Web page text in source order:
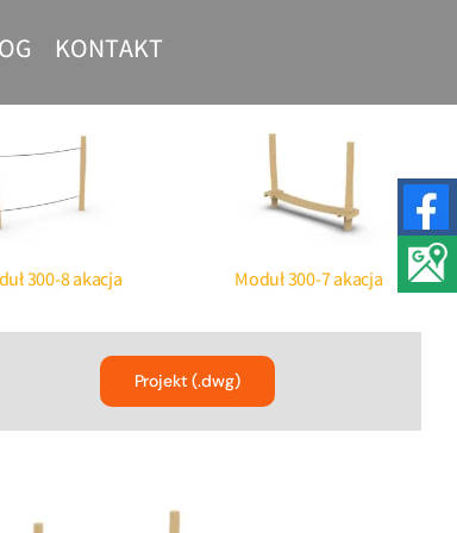
Siłownie plenerowe –
profesjonalne urządzenia
KONTAKT
300-8 akacja Moduł 300-7 akacja
Projekt (.dwg)